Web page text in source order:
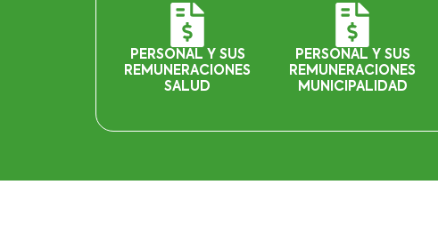
PERSONAL Y SUS
REMUNERACIONES
SALUD
PERSONAL Y SUS
REMUNERACIONES
MUNICIPALIDAD